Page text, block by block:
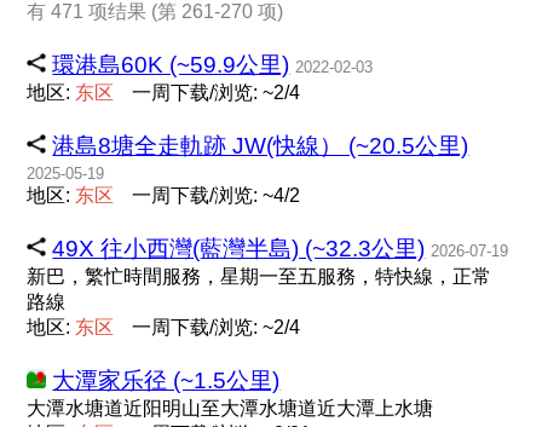
有 471 项结果 (第 261-270 项)
環港島60K (~59.9公里) 2022-02-03
地区: 东区 一周下载/浏览: ~2/4
港島8塘全走軌跡 JW(快線） (~20.5公里)
2025-05-19
地区: 东区 一周下载/浏览: ~4/2
49X 往小西灣(藍灣半島) (~32.3公里) 2026-07-19
新巴，繁忙時間服務，星期一至五服務，特快線，正常
路線
地区: 东区 一周下载/浏览: ~2/4
大潭家乐径 (~1.5公里)
大潭水塘道近阳明山至大潭水塘道近大潭上水塘